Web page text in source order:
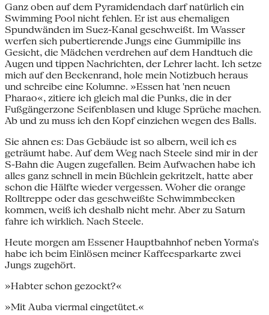
Ganz oben auf dem Pyramidendach darf natürlich ein
Swimming Pool nicht fehlen. Er ist aus ehemaligen
Spundwänden im Suez-Kanal geschweißt. Im Wasser
werfen sich pubertierende Jungs eine Gummipille ins
Gesicht, die Mädchen verdrehen auf dem Handtuch die
Augen und tippen Nachrichten, der Lehrer lacht. Ich setze
mich auf den Beckenrand, hole mein Notizbuch heraus
und schreibe eine Kolumne. »Essen hat 'nen neuen
Pharao«, zitiere ich gleich mal die Punks, die in der
Fußgängerzone Seifenblasen und kluge Sprüche machen.
Ab und zu muss ich den Kopf einziehen wegen des Balls.
Sie ahnen es: Das Gebäude ist so albern, weil ich es
geträumt habe. Auf dem Weg nach Steele sind mir in der
S-Bahn die Augen zugefallen. Beim Aufwachen habe ich
alles ganz schnell in mein Büchlein gekritzelt, hatte aber
schon die Hälfte wieder vergessen. Woher die orange
Rolltreppe oder das geschweißte Schwimmbecken
kommen, weiß ich deshalb nicht mehr. Aber zu Saturn
fahre ich wirklich. Nach Steele.
Heute morgen am Essener Hauptbahnhof neben Yorma's
habe ich beim Einlösen meiner Kaffeesparkarte zwei
Jungs zugehört.
»Habter schon gezockt?«
»Mit Auba viermal eingetütet.«